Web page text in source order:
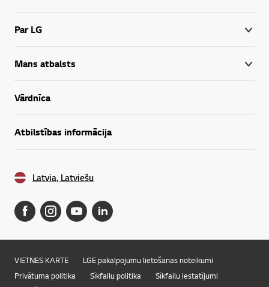
Par LG
Mans atbalsts
Vārdnīca
Atbilstības informācija
Latvia, Latviešu
VIETNES KARTE
LGE pakalpojumu lietošanas noteikumi
Privātuma politika
Sīkfailu politika
Sīkfailu iestatījumi